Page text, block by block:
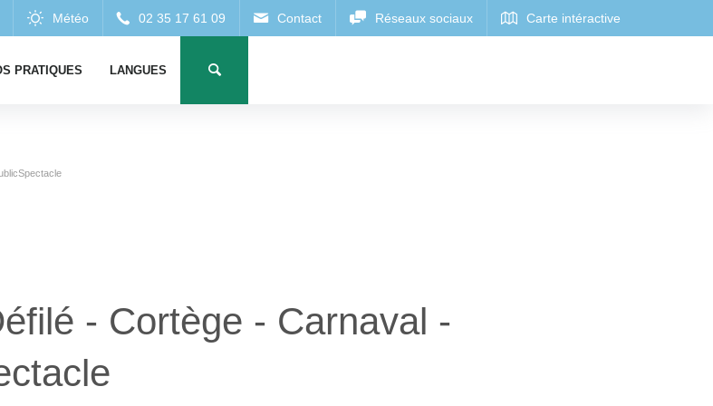
PRATIQUES LANGUES
- Cortège - Carnaval -